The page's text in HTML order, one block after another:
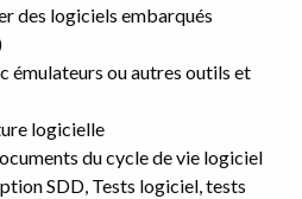
des logiciels embarqués
émulateurs ou autres outils et
logicielle
du cycle de vie logiciel
SDD, Tests logiciel, tests